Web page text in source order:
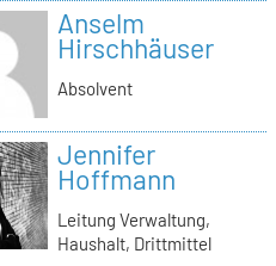
Anselm
Hirschhäuser
Absolvent
Jennifer
Hoffmann
Leitung Verwaltung,
Haushalt, Drittmittel